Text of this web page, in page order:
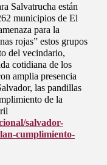
Salvatrucha están
municipios de El
para la
rojas” estos grupos
del vecindario,
cotidiana de los
amplia presencia
las pandillas
de la
salvador-
cumplimiento-